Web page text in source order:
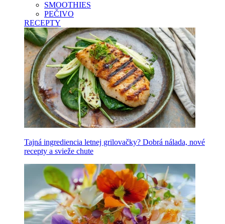
SMOOTHIES
PEČIVO
RECEPTY
Tajná ingrediencia letnej grilovačky? Dobrá nálada, nové
recepty a svieže chute